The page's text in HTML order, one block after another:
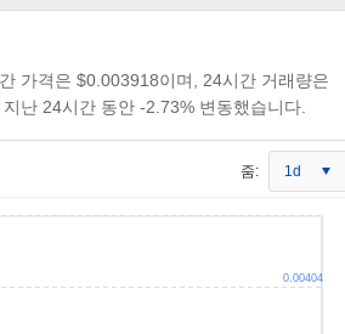
가격은 $0.003918이며, 24시간 거래량은
난 24시간 동안 -2.73% 변동했습니다.
줌: 1d
0.00404